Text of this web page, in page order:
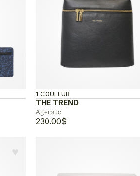
THE TREND
Agerato
1 COULEUR
230.00$
♥︎